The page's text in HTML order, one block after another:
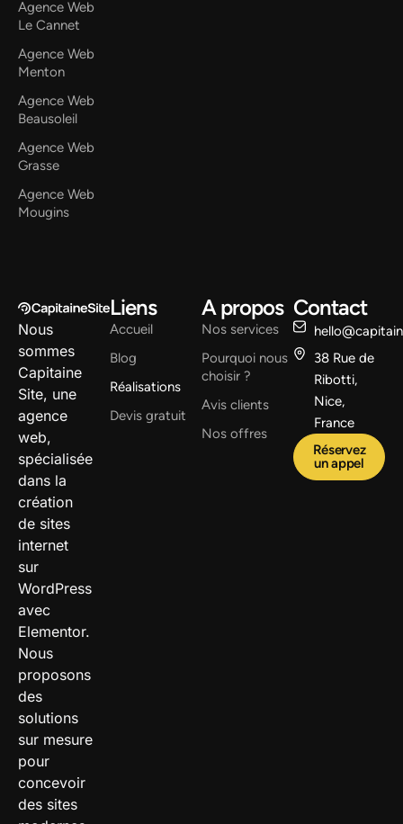
Agence Web
Le Cannet
Agence Web
Menton
Agence Web
Beausoleil
Agence Web
Grasse
Agence Web
Mougins
Nous
sommes
Capitaine
Site, une
agence
web,
spécialisée
dans la
création
de sites
internet
sur
WordPress
avec
Elementor.
Nous
proposons
des
solutions
sur mesure
pour
concevoir
des sites
Liens
Accueil
Blog
Réalisations
Devis gratuit
A propos
Nos services
Pourquoi nous
choisir ?
Avis clients
Nos offres
Contact
38 Rue de
Ribotti,
Nice,
France
Réservez
un appel